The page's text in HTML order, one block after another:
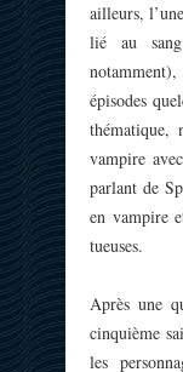
ailleurs,
lié au
épisodes
thématique,
vampire
parlant de
en vampire
tueuses.
Après une
cinquième
les